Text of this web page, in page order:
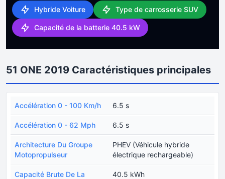
Hybride Voiture Type de carrosserie SUV
Capacité de la batterie 40.5 kW
51 ONE 2019 Caractéristiques principales
Accélération 0 - 100 Km/h 6.5 s
Accélération 0 - 62 Mph 6.5 s
Architecture Du Groupe
Motopropulseur
PHEV (Véhicule hybride
électrique rechargeable)
Capacité Brute De La 40.5 kWh